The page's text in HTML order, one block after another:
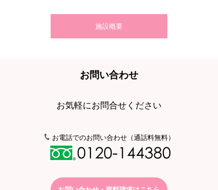
施設概要
「常に自分の健康状態を把握して、必要な時に適切な医療を受け
成熟世代のそんな願いを実現するため、様々な設備とサービスを
安心のスタッフ体制
空室情報
お問い合わせ
お気軽にお問合せください
お電話でのお問い合わせ（通話料無料）